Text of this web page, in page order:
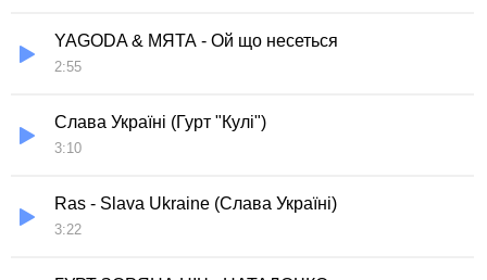
YAGODA & МЯТА - Ой що несеться
2:55
Слава Україні (Гурт "Кулі")
3:10
Ras - Slava Ukraine (Слава Україні)
3:22